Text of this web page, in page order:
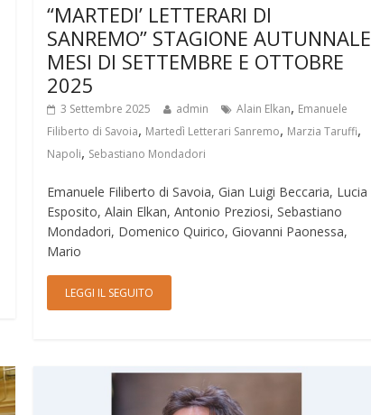
“MARTEDI’ LETTERARI DI
SANREMO” STAGIONE AUTUNNALE
MESI DI SETTEMBRE E OTTOBRE
2025
3 Settembre 2025 admin Alain Elkan, Emanuele
Filiberto di Savoia, Martedì Letterari Sanremo, Marzia Taruffi,
Napoli, Sebastiano Mondadori
Emanuele Filiberto di Savoia, Gian Luigi Beccaria, Lucia
Esposito, Alain Elkan, Antonio Preziosi, Sebastiano
Mondadori, Domenico Quirico, Giovanni Paonessa,
Mario
LEGGI IL SEGUITO